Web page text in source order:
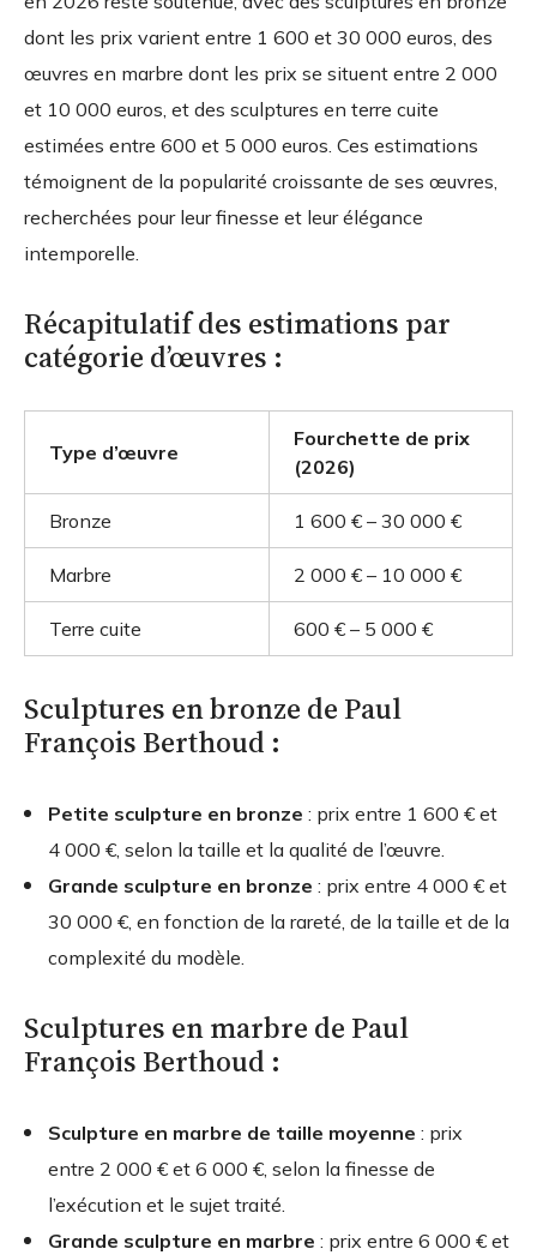
dont les prix varient entre 1 600 et 30 000 euros, des
œuvres en marbre dont les prix se situent entre 2 000
et 10 000 euros, et des sculptures en terre cuite
estimées entre 600 et 5 000 euros. Ces estimations
témoignent de la popularité croissante de ses œuvres,
recherchées pour leur finesse et leur élégance
intemporelle.
Récapitulatif des estimations par
catégorie d’œuvres :
Type d’œuvre
Fourchette de prix
(2026)
Bronze 1 600 € – 30 000 €
Marbre 2 000 € – 10 000 €
Terre cuite 600 € – 5 000 €
Sculptures en bronze de Paul
François Berthoud :
Petite sculpture en bronze : prix entre 1 600 € et
4 000 €, selon la taille et la qualité de l’œuvre.
Grande sculpture en bronze : prix entre 4 000 € et
30 000 €, en fonction de la rareté, de la taille et de la
complexité du modèle.
Sculptures en marbre de Paul
François Berthoud :
Sculpture en marbre de taille moyenne : prix
entre 2 000 € et 6 000 €, selon la finesse de
l’exécution et le sujet traité.
Grande sculpture en marbre : prix entre 6 000 € et